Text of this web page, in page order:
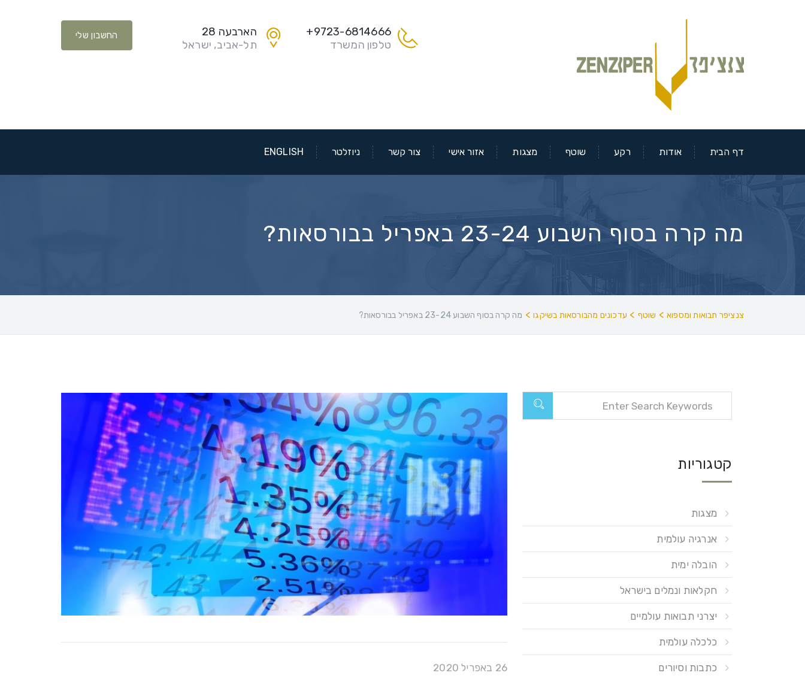
החשבון שלי
9723-6814666+
טלפון המשרד
הארבעה 28
תל-אביב, ישראל
דף הבית אודות רקע שוטף מצגות אזור אישי צור קשר ניוזלטר ENGLISH
מה קרה בסוף השבוע 23-24 באפריל בבורסאות?
צנציפר תבואות ומספוא > שוטף > עדכונים מהבורסאות בשיקגו> מה קרה בסוף השבוע 23-24 באפריל בבורסאות?
26 באפריל 2020
קטגוריות
מצגות
אנרגיה עולמית
הובלה ימית
חקלאות ונמלים בישראל
יצרני תבואות עולמיים
כלכלה עולמית
כתבות וסיורים